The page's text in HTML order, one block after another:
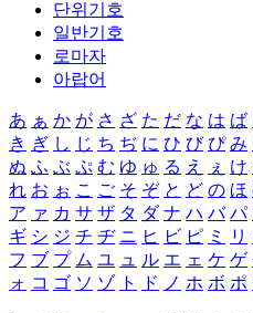
단위기호
일반기호
로마자
아랍어
あ ぁ か が さ ざ た だ な は ば
き ぎ し じ ち ぢ に ひ び ぴ み
ぬ ふ ぶ ぷ む ゆ ゅ る え ぇ け
れ お ぉ こ ご そ ぞ と ど の ほ
ア ァ カ サ ザ タ ダ ナ ハ バ パ
ギ シ ジ チ ヂ ニ ヒ ビ ピ ミ リ
フ ブ プ ム ユ ュ ル エ ェ ケ ゲ
ォ コ ゴ ソ ゾ ト ド ノ ホ ボ ポ